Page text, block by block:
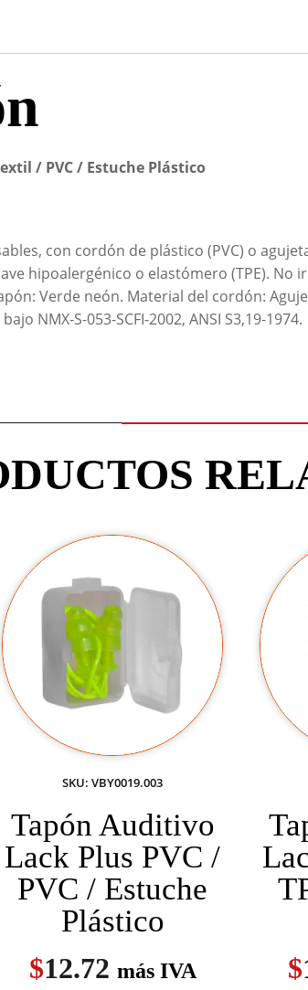
/ PVC / Estuche Plástico
con cordón de plástico (PVC) o
hipoalergénico o elastómero (TPE).
Verde neón. Material del cordón:
NMX-S-053-SCFI-2002, ANSI S3,19-1974.
SKU: VBY0019.003
Tapón Auditivo
Lack Plus PVC /
PVC / Estuche
Plástico
$12.72 más IVA $